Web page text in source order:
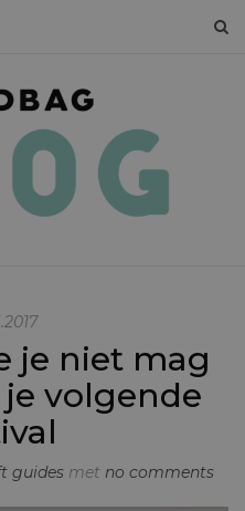
je niet mag
volgende
guides met no comments